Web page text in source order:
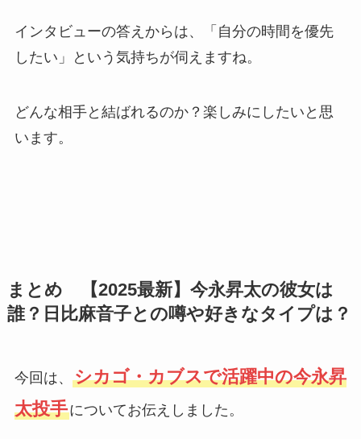
インタビューの答えからは、「自分の時間を優先
したい」という気持ちが伺えますね。
どんな相手と結ばれるのか？楽しみにしたいと思
います。
まとめ 【2025最新】今永昇太の彼女は
誰？日比麻音子との噂や好きなタイプは？
今回は、 シカゴ・カブスで活躍中の今永昇
太投手についてお伝えしました。